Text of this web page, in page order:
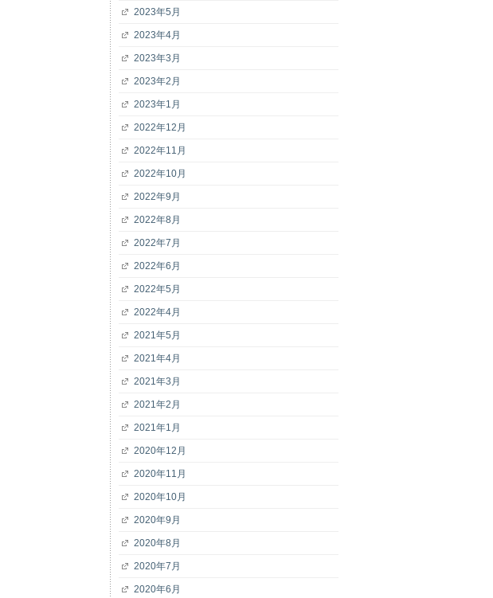
2023年5月
2023年4月
2023年3月
2023年2月
2023年1月
2022年12月
2022年11月
2022年10月
2022年9月
2022年8月
2022年7月
2022年6月
2022年5月
2022年4月
2021年5月
2021年4月
2021年3月
2021年2月
2021年1月
2020年12月
2020年11月
2020年10月
2020年9月
2020年8月
2020年7月
2020年6月